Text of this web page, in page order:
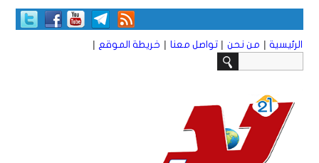
الرئيسية | من نحن | تواصل معنا | خريطة الموقع |